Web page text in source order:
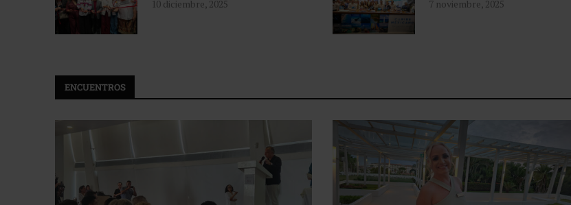
10 diciembre, 2025
7 noviembre, 2025
ENCUENTROS